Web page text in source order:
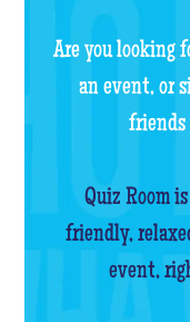
Are you looking
an event, or
friends
Quiz Room
friendly,
event,